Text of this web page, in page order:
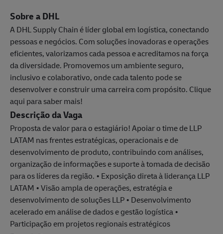
Sobre a DHL
A DHL Supply Chain é líder global em logística, conectando
pessoas e negócios. Com soluções inovadoras e operações
eficientes, valorizamos cada pessoa e acreditamos na força
da diversidade. Promovemos um ambiente seguro,
inclusivo e colaborativo, onde cada talento pode se
desenvolver e construir uma carreira com propósito. Clique
aqui para saber mais!
Descrição da Vaga
Proposta de valor para o estagiário! Apoiar o time de LLP
LATAM nas frentes estratégicas, operacionais e de
desenvolvimento de produto, contribuindo com análises,
organização de informações e suporte à tomada de decisão
para os líderes da região. • Exposição direta à liderança LLP
LATAM • Visão ampla de operações, estratégia e
desenvolvimento de soluções LLP • Desenvolvimento
acelerado em análise de dados e gestão logística •
Participação em projetos regionais estratégicos